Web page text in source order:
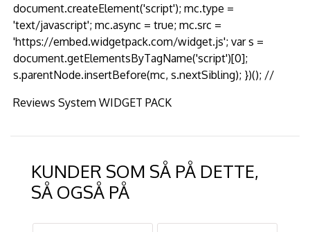
document.createElement('script'); mc.type =
'text/javascript'; mc.async = true; mc.src =
'https://embed.widgetpack.com/widget.js'; var s =
document.getElementsByTagName('script')[0];
s.parentNode.insertBefore(mc, s.nextSibling); })(); //
Reviews System WIDGET PACK
KUNDER SOM SÅ PÅ DETTE,
SÅ OGSÅ PÅ